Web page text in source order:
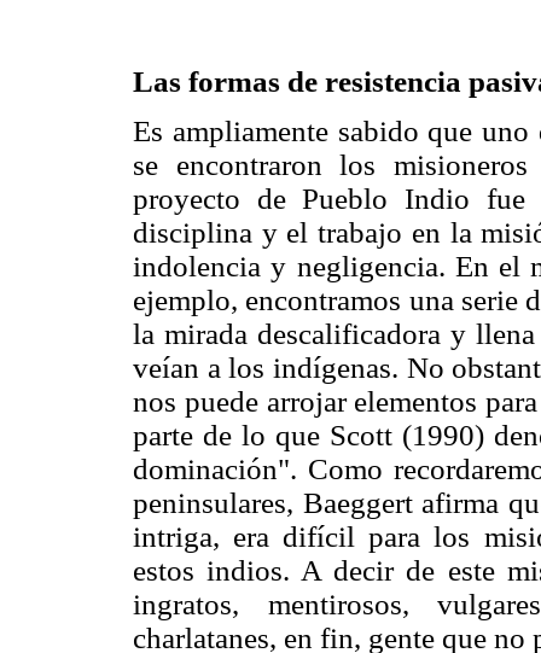
Las formas de resistencia
Es ampliamente sabido que
se encontraron los
proyecto de Pueblo Indio
disciplina y el trabajo en la
indolencia y negligencia. En el
ejemplo, encontramos una serie
la mirada descalificadora y
veían a los indígenas. No
nos puede arrojar elementos
parte de lo que Scott (1990)
dominación". Como
peninsulares, Baeggert afirma
intriga, era difícil para los
estos indios. A decir de este
ingratos, mentirosos,
charlatanes, en fin, gente que